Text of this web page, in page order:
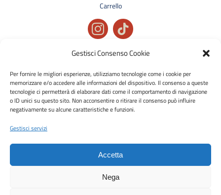
Gestisci Consenso Cookie
Per fornire le migliori esperienze, utilizziamo tecnologie come i cookie per
memorizzare e/o accedere alle informazioni del dispositivo. Il consenso a queste
tecnologie ci permetterà di elaborare dati come il comportamento di navigazione
o ID unici su questo sito. Non acconsentire o ritirare il consenso può influire
negativamente su alcune caratteristiche e funzioni.
Gestisci servizi
Accetta
Nega
Carrello
Privacy policy
Condizioni generali di vendita
Cookie policy
Metodi di pagamento accettati: